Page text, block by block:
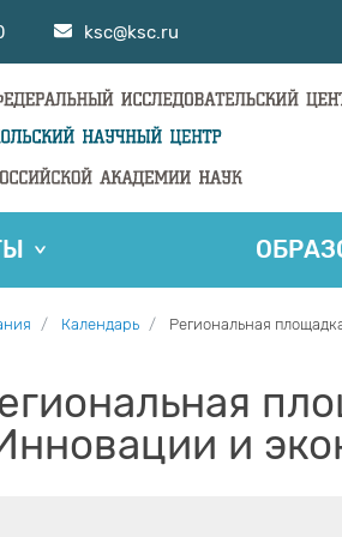
ksc@ksc.ru
Календарь Региональная
и